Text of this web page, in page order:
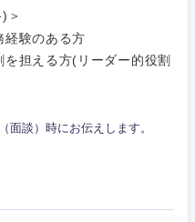
＞
経験のある方
担える方(リーダー的役割
談）時にお伝えします。
東京都